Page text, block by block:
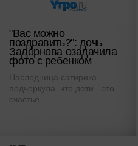
"Вас можно
поздравить?": дочь
Задорнова озадачила
фото с ребенком
Наследница сатирика
подчеркула, что дети - это
счастье